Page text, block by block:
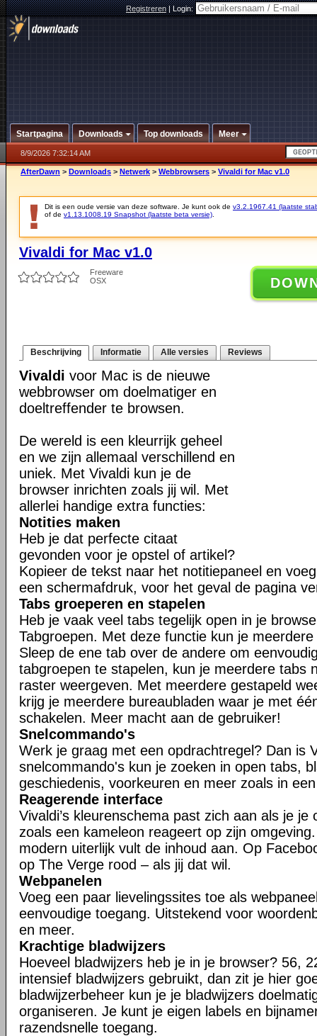
Registreren|Login:
Startpagina Downloads Top downloads Meer
8/9/2026 7:32:14 AM
AfterDawn > Downloads > Netwerk > Webbrowsers > Vivaldi for Mac v1.0
Dit is een oude versie van deze software. Je kunt ook de v3.2.1967.41 (laatste
of de v1.13.1008.19 Snapshot (laatste beta versie)
Vivaldi for Mac v1.0
Freeware
OSX
Beschrijving Informatie Alle versies Reviews
Vivaldi voor Mac is de nieuwe
webbrowser om doelmatiger en
doeltreffender te browsen.
De wereld is een kleurrijk geheel
en we zijn allemaal verschillend en
uniek. Met Vivaldi kun je de
browser inrichten zoals jij wil. Met
allerlei handige extra functies:
Notities maken
Heb je dat perfecte citaat
gevonden voor je opstel of artikel?
Kopieer de tekst naar het notitiepaneel en
een schermafdruk, voor het geval de pagina
Tabs groeperen en stapelen
Heb je vaak veel tabs tegelijk open in je
Tabgroepen. Met deze functie kun je
Sleep de ene tab over de andere om
tabgroepen te stapelen, kun je meerdere tabs
raster weergeven. Met meerdere gestapeld
krijg je meerdere bureaubladen waar je met
schakelen. Meer macht aan de gebruiker!
Snelcommando's
Werk je graag met een opdrachtregel? Dan is
snelcommando's kun je zoeken in open tabs,
geschiedenis, voorkeuren en meer zoals in
Reagerende interface
Vivaldi’s kleurenschema past zich aan als je je
zoals een kameleon reageert op zijn
modern uiterlijk vult de inhoud aan. Op
op The Verge rood – als jij dat wil.
Webpanelen
Voeg een paar lievelingssites toe als
eenvoudige toegang. Uitstekend voor
en meer.
Krachtige bladwijzers
Hoeveel bladwijzers heb je in je browser? 56,
intensief bladwijzers gebruikt, dan zit je hier
bladwijzerbeheer kun je je bladwijzers
organiseren. Je kunt je eigen labels en
razendsnelle toegang.